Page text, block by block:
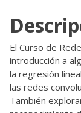
El Curso de
introducción a
la regresión
las redes
También